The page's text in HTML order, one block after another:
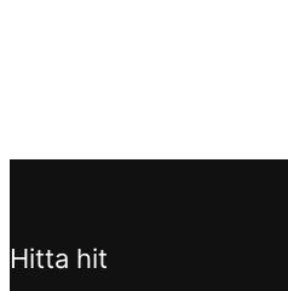
Hitta hit